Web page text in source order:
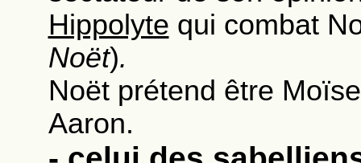
Hippolyte qui combat
Noët).
Noët prétend être
Aaron.